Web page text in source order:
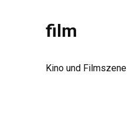
film
Kino und Filmszene